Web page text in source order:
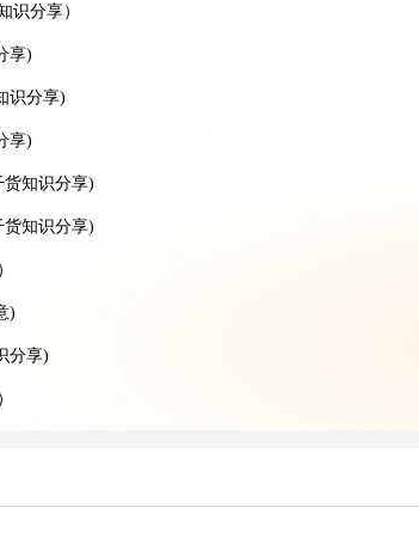
识分享）
享)
识分享)
享)
货知识分享)
货知识分享)
)
分享)